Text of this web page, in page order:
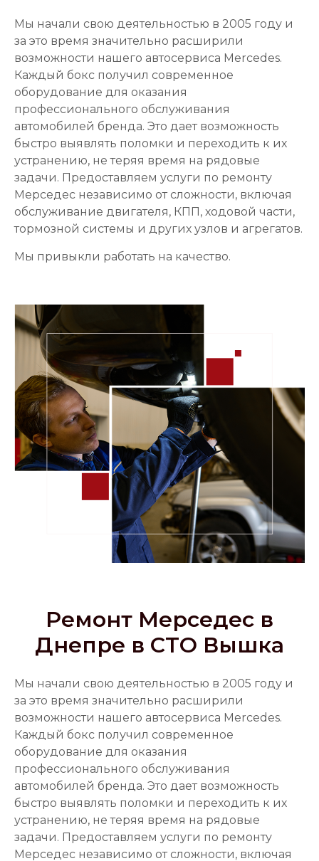
Мы начали свою деятельностью в 2005 году и
за это время значительно расширили
возможности нашего автосервиса Mercedes.
Каждый бокс получил современное
оборудование для оказания
профессионального обслуживания
автомобилей бренда. Это дает возможность
быстро выявлять поломки и переходить к их
устранению, не теряя время на рядовые
задачи. Предоставляем услуги по ремонту
Мерседес независимо от сложности, включая
обслуживание двигателя, КПП, ходовой части,
тормозной системы и других узлов и агрегатов.
Мы привыкли работать на качество.
Ремонт Мерседес в
Днепре в СТО Вышка
Мы начали свою деятельностью в 2005 году и
за это время значительно расширили
возможности нашего автосервиса Mercedes.
Каждый бокс получил современное
оборудование для оказания
профессионального обслуживания
автомобилей бренда. Это дает возможность
быстро выявлять поломки и переходить к их
устранению, не теряя время на рядовые
задачи. Предоставляем услуги по ремонту
Мерседес независимо от сложности, включая